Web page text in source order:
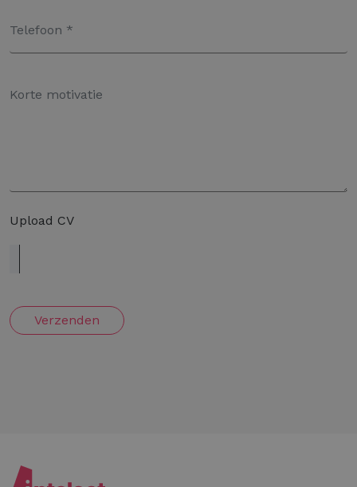
Upload CV
Verzenden